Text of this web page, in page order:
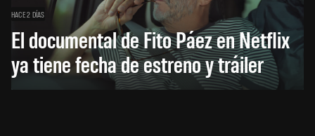
HACE 2 DÍAS
El documental de Fito Páez en Netflix
ya tiene fecha de estreno y tráiler